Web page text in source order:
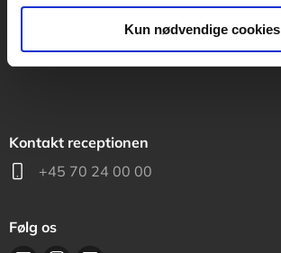
Kun nødvendige cookies
support@akademisk.dk
Kontakt receptionen
+45 70 24 00 00
Følg os